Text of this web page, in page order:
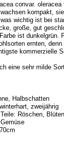
convar. oleracea
kompakt,
wichtig ist bei
große, gut
ist dunkelgrün.
ernten,
kommerzielle
eine sehr milde
Halbschatten
zweijährig
Röschen, Blüten